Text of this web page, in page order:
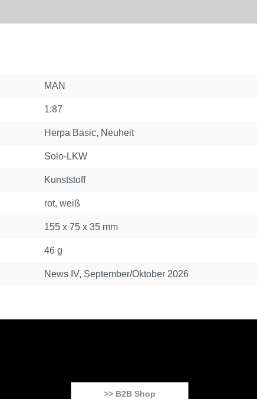
MAN
1:87
Herpa Basic, Neuheit
Solo-LKW
Kunststoff
rot, weiß
155 x 75 x 35 mm
46 g
News IV, September/Oktober 2026
>> B2B Shop